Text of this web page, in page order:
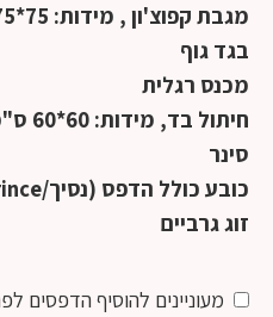
מגבת קפוצ'ון , מידות: 75*75 ס"מ
בגד גוף
מכנס רגלית
חיתול בד, מידות: 60*60 ס"מ
סינר
כובע כולל הדפס (נסיך/prince)
זוג גרביים
מעוניינים להוסיף הדפסים